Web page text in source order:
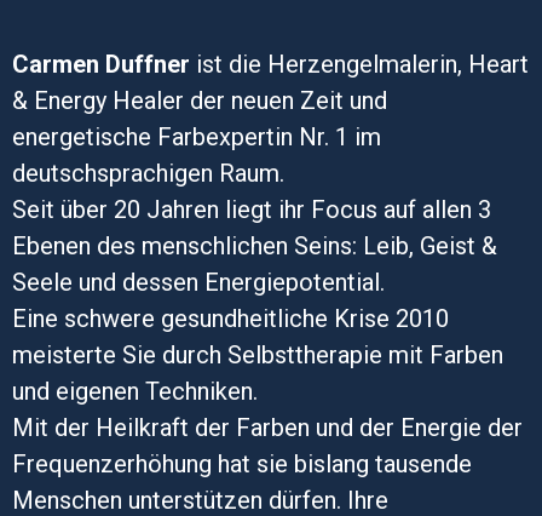
Carmen Duffner ist die Herzengelmalerin, Heart
& Energy Healer der neuen Zeit und
energetische Farbexpertin Nr. 1 im
deutschsprachigen Raum.
Seit über 20 Jahren liegt ihr Focus auf allen 3
Ebenen des menschlichen Seins: Leib, Geist &
Seele und dessen Energiepotential.
Eine schwere gesundheitliche Krise 2010
meisterte Sie durch Selbsttherapie mit Farben
und eigenen Techniken.
Mit der Heilkraft der Farben und der Energie der
Frequenzerhöhung hat sie bislang tausende
Menschen unterstützen dürfen. Ihre